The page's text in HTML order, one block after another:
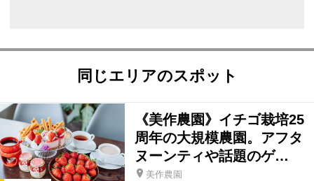
同じエリアのスポット
《美作農園》イチゴ栽培25
周年の大規模農園。アフタ
ヌーンティや話題のゲ…
美作農園